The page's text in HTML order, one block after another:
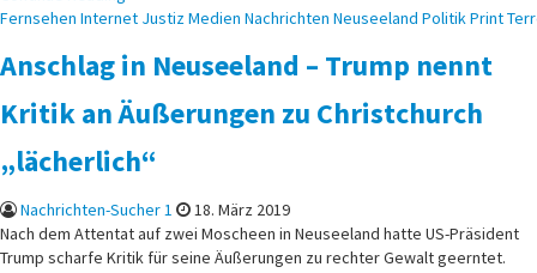
Posted
Fernsehen Internet JustizMedien Nachrichten Neuseeland PolitikPrint
Anschlag in Neuseeland – Trump nennt
Kritik an Äußerungen zu Christchurch
„lächerlich“
Nachrichten-Sucher 1
18. März 2019
Nach dem Attentat auf zwei Moscheen in Neuseeland hatte US-Präsident
Trump scharfe Kritik für seine Äußerungen zu rechter Gewalt geerntet.